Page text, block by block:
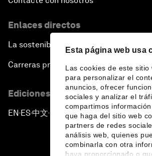
Esta página web usa
Las cookies de este sitio
para personalizar el
anuncios, ofrecer
sociales y analizar el
compartimos
que haga del sitio web
partners de redes
análisis web, quienes
combinarla con otra
haya proporcionado o
Enlaces directos
La sostenibilidad en el Foro
Carreras profesionales
Ediciones en otros idiomas
EN ▪ES▪中文▪ 日本語